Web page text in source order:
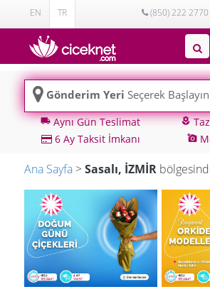
EN TR (850) 222 2770
Gönderim Yeri Seçerek
local_shippingAynı Gün Teslimat local_florist
6 Ay Taksit İmkanı
add_a_photo
Ana Sayfa >Sasalı, İZMİR